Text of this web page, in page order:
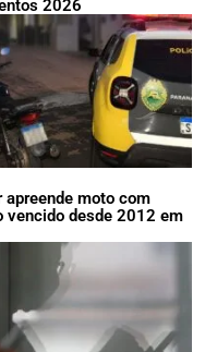
2026
moto com
vencido desde 2012 em